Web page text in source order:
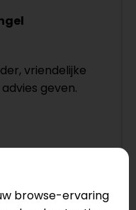
vriendelijke
geven.
browse-ervaring